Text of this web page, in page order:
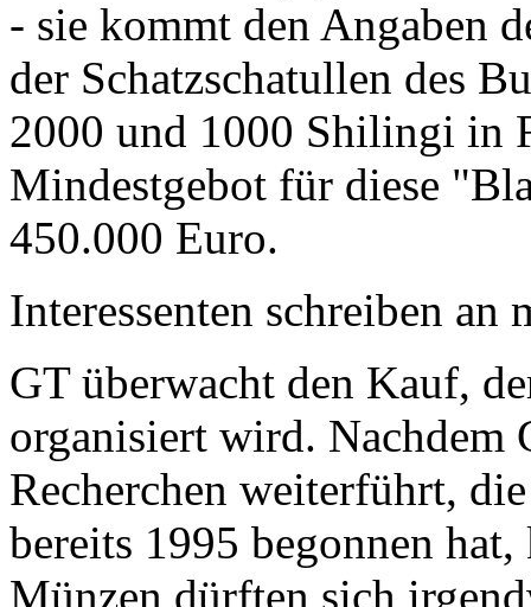
- sie kommt den Angaben
der Schatzschatullen des
2000 und 1000 Shilingi in
Mindestgebot für diese
450.000 Euro.
Interessenten schreiben
GT überwacht den Kauf,
organisiert wird. Nachdem
Recherchen weiterführt,
bereits 1995 begonnen
Münzen dürften sich